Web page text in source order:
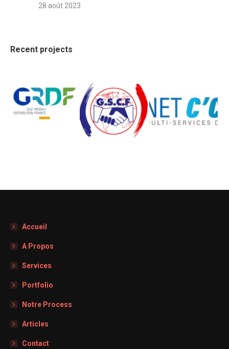
28 août 2023
Recent projects
Accueil
A Propos
Services
Portfolio
Notre Process
Articles
Contact